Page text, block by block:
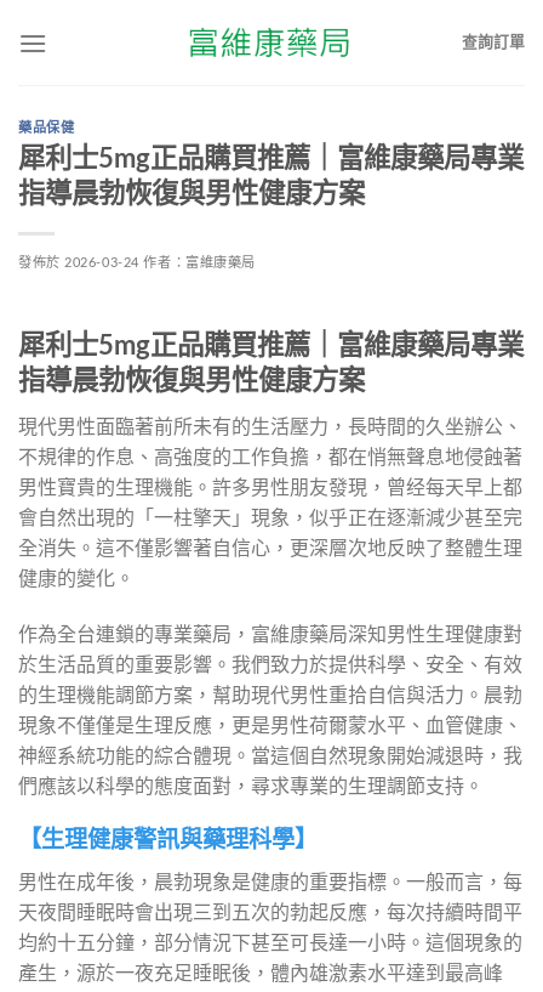
查詢訂單
藥品保健
犀利士5mg正品購買推薦｜富維康藥局專業
指導晨勃恢復與男性健康方案
發佈於 2026-03-24 作者： 富維康藥局
犀利士5mg正品購買推薦｜富維康藥局專業
指導晨勃恢復與男性健康方案
現代男性面臨著前所未有的生活壓力，長時間的久坐辦公、
不規律的作息、高強度的工作負擔，都在悄無聲息地侵蝕著
男性寶貴的生理機能。許多男性朋友發現，曾经每天早上都
會自然出現的「一柱擎天」現象，似乎正在逐漸減少甚至完
全消失。這不僅影響著自信心，更深層次地反映了整體生理
健康的變化。
作為全台連鎖的專業藥局，富維康藥局深知男性生理健康對
於生活品質的重要影響。我們致力於提供科學、安全、有效
的生理機能調節方案，幫助現代男性重拾自信與活力。晨勃
現象不僅僅是生理反應，更是男性荷爾蒙水平、血管健康、
神經系統功能的綜合體現。當這個自然現象開始減退時，我
們應該以科學的態度面對，尋求專業的生理調節支持。
【生理健康警訊與藥理科學】
男性在成年後，晨勃現象是健康的重要指標。一般而言，每
天夜間睡眠時會出現三到五次的勃起反應，每次持續時間平
均約十五分鐘，部分情況下甚至可長達一小時。這個現象的
產生，源於一夜充足睡眠後，體內雄激素水平達到最高峰